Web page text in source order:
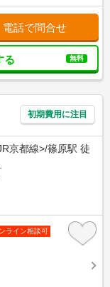
電話で問合せ
る 無料
初期費用に注目
京都線>/篠原駅 徒
ライン相談可